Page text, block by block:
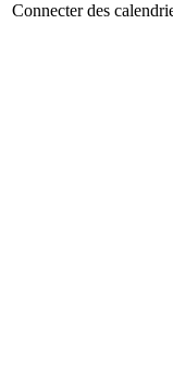
Connecter des